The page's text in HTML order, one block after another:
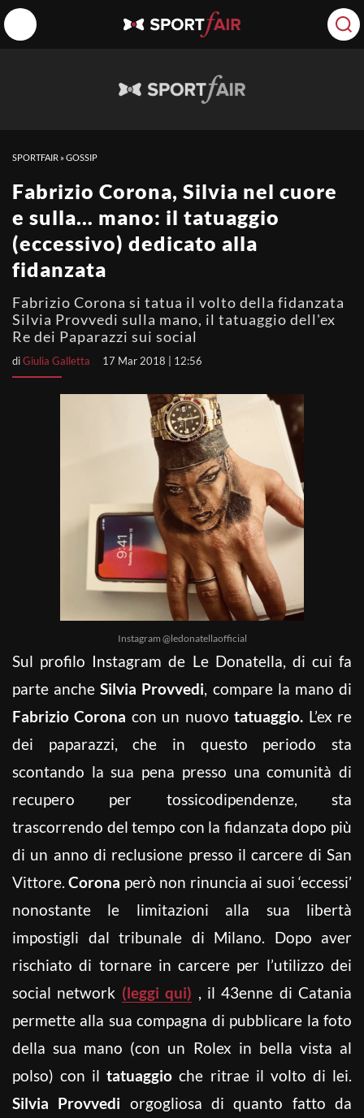
SPORTFAIR »GOSSIP
Fabrizio Corona, Silvia nel cuore
e sulla… mano: il tatuaggio
(eccessivo) dedicato alla
fidanzata
Fabrizio Corona si tatua il volto della fidanzata
Silvia Provvedi sulla mano, il tatuaggio dell'ex
Re dei Paparazzi sui social
diGiulia Galletta 17 Mar 2018 | 12:56
Instagram @ledonatellaofficial
Sul profilo Instagram de Le Donatella, di cui fa
parte ancheSilvia Provvedi, compare la mano di
Fabrizio Corona con un nuovotatuaggio. L’ex re
dei paparazzi, che in questo periodo sta
scontando la sua pena presso una comunità di
recupero per tossicodipendenze, sta
trascorrendo del tempo con la fidanzata dopo più
di un anno di reclusione presso il carcere di San
Vittore.Corona però non rinuncia ai suoi ‘eccessi’
nonostante le limitazioni alla sua libertà
impostigli dal tribunale di Milano. Dopo aver
rischiato di tornare in carcere per l’utilizzo dei
social network (leggi qui) , il 43enne di Catania
permette alla sua compagna di pubblicare la foto
della sua mano (con un Rolex in bella vista al
polso) con iltatuaggio che ritrae il volto di lei.
Silvia Provvedi orgogliosa di quanto fatto da